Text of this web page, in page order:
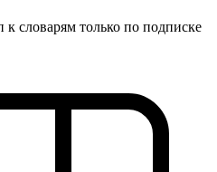
словарям только по подписке